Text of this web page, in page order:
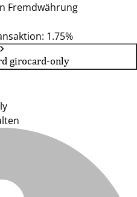
Fremdwährung
1.75%
girocard-only